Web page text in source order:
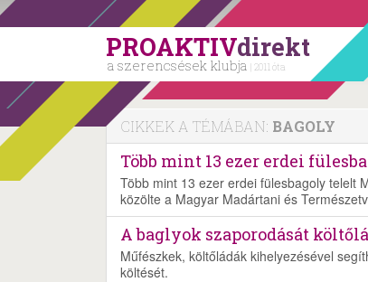
PROAKTIVdirekt
a szerencsések klubja | 2011 óta
CIKKEK A TÉMÁBAN: BAGOLY
Több mint 13 ezer erdei
Több mint 13 ezer erdei fülesbagoly telelt
közölte a Magyar Madártani és
A baglyok szaporodását
Műfészkek, költőládák kihelyezésével
költését.